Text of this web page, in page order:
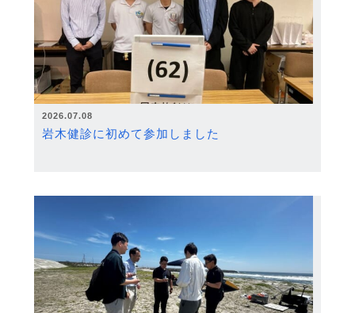
2026.07.08
岩木健診に初めて参加しました